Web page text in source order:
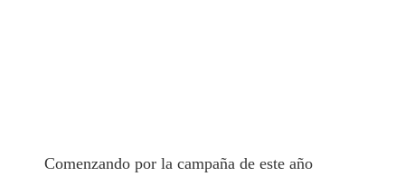
Comenzando por la campaña de este año